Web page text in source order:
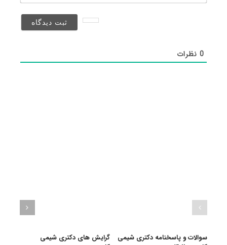
0نظرات
سوالات و پاسخنامه دکتری شیمی
گرایش های دکتری شیمی